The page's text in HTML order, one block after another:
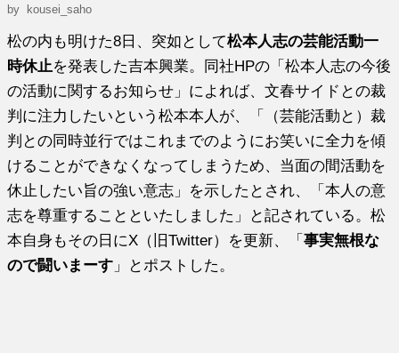
by kousei_saho
松の内も明けた8日、突如として松本人志の芸能活動一
時休止を発表した吉本興業。同社HPの「松本人志の今後
の活動に関するお知らせ」によれば、文春サイドとの裁
判に注力したいという松本本人が、「（芸能活動と）裁
判との同時並行ではこれまでのようにお笑いに全力を傾
けることができなくなってしまうため、当面の間活動を
休止したい旨の強い意志」を示したとされ、「本人の意
志を尊重することといたしました」と記されている。松
本自身もその日にX（旧Twitter）を更新、「事実無根な
ので闘いまーす 」とポストした。